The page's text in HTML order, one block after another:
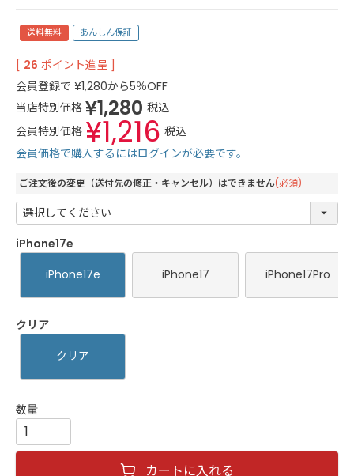
送料無料 あんしん保証
[ 26 ポイント進呈 ]
会員登録で ¥1,280から5％OFF
当店特別価格 ¥1,280 税込
会員特別価格 ¥1,216 税込
会員価格で購入するにはログインが必要です。
ご注文後の変更（送付先の修正・キャンセル）はできません(必須)
iPhone17e
iPhone17e
iPhone17 iPhone17Pro
クリア
クリア
カートに入れる